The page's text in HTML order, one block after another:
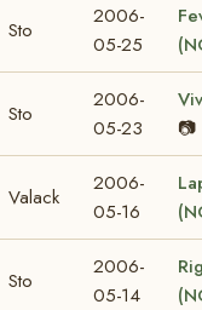
Sto
2006-
05-25
Sto
2006-
05-23
📷
Valack
2006-
05-16
Sto
2006-
05-14